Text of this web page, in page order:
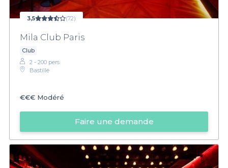
3,5 (72)
Mila Club Paris
Club
2 - 200 pers.
Bastille
€€€ Modéré
Faire une demande